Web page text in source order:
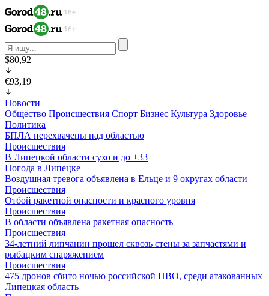
$80,92
€93,19
Новости
Общество Происшествия Спорт Бизнес Культура Здоровье
Политика
БПЛА перехвачены над областью
Происшествия
В Липецкой области сухо и до +33
Погода в Липецке
Воздушная тревога объявлена в Ельце и 9 округах области
Происшествия
Отбой ракетной опасности и красного уровня
Происшествия
В области объявлена ракетная опасность
Происшествия
34-летний липчанин прошел сквозь стены за запчастями и
рыбацким снаряжением
Происшествия
475 дронов сбито ночью российской ПВО, среди атакованных
Липецкая область